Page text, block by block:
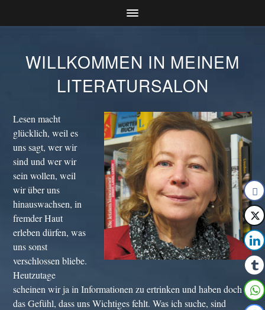
WILLKOMMEN IN MEINEM
LITERATURSALON
Lesen macht
glücklich, weil es
uns sagt, wer wir
sind und wer wir
sein wollen, weil
wir über uns
hinauswachsen, in
fremder Haut
erleben dürfen, was
uns sonst
verschlossen bliebe.
Heutzutage
scheinen wir ja in Informationen zu ertrinken und haben doch
das Gefühl, dass uns Wichtiges fehlt. Was ich suche, sind